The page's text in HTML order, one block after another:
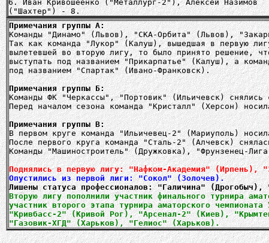
6. Иван Кривошеенко ("Металлург-2"), Алексей Назимов
("Шахтер") - 8.
Примечания группы А:
Команды "Динамо" (Львов), "СКА-Орбита" (Львов),
Так как команда "Лукор" (Калуш), вышедшая в первую
вылетевшей во вторую лигу, то было принято решение,
выступать под названием "Прикарпатье" (Калуш), а
под названием "Спартак" (Ивано-Франковск).
Примечания группы Б:
Команды ФК "Черкассы", "Портовик" (Ильичевск) снялись
Перед началом сезона команда "Кристалл" (Херсон)
Примечания группы В:
В первом круге команда "Ильичевец-2" (Мариуполь)
После первого круга команда "Сталь-2" (Алчевск)
Команды "Машиностроитель" (Дружковка), "Фрунзенец-
Поднялись в первую лигу: "Нафком-Академия" (Ирпень),
Опустились из первой лиги: "Сокол" (Золочев).
Вторую лигу пополнили участник финального турнира
участник второго этапа турнира аматорского
"Кривбасс-2" (Кривой Рог), "Арсенал-2" (Киев),
"Газовик-ХГД" (Харьков), "Гелиос" (Харьков).